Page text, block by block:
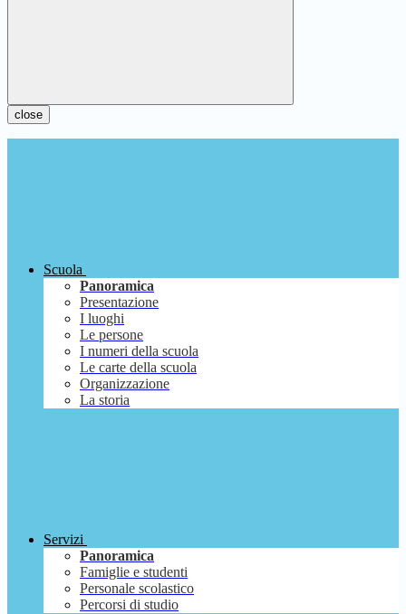
close
Scuola
Panoramica
Presentazione
I luoghi
Le persone
I numeri della scuola
Le carte della scuola
Organizzazione
La storia
Servizi
Panoramica
Famiglie e studenti
Personale scolastico
Percorsi di studio